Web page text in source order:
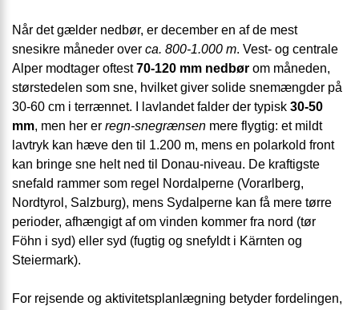
Når det gælder nedbør, er december en af de mest
snesikre måneder over ca. 800-1.000 m. Vest- og centrale
Alper modtager oftest70-120 mm nedbør om måneden,
størstedelen som sne, hvilket giver solide snemængder på
30-60 cm i terrænnet. I lavlandet falder der typisk 30-50
mm, men her er regn-snegrænsen mere flygtig: et mildt
lavtryk kan hæve den til 1.200 m, mens en polarkold front
kan bringe sne helt ned til Donau-niveau. De kraftigste
snefald rammer som regel Nordalperne (Vorarlberg,
Nordtyrol, Salzburg), mens Sydalperne kan få mere tørre
perioder, afhængigt af om vinden kommer fra nord (tør
Föhn i syd) eller syd (fugtig og snefyldt i Kärnten og
Steiermark).
For rejsende og aktivitetsplanlægning betyder fordelingen,